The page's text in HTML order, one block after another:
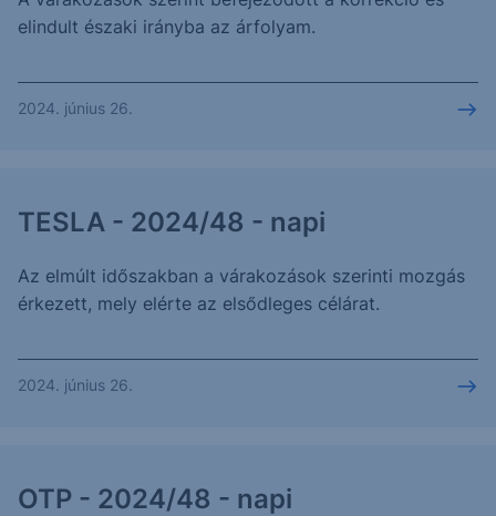
elindult északi irányba az árfolyam.
2024. június 26.
TESLA - 2024/48 - napi
Az elmúlt időszakban a várakozások szerinti mozgás
érkezett, mely elérte az elsődleges célárat.
2024. június 26.
OTP - 2024/48 - napi